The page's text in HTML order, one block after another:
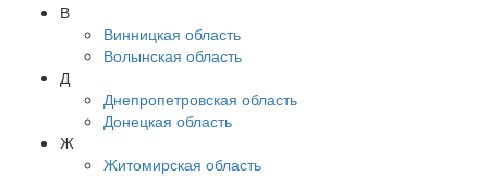
В
Винницкая область
Волынская область
Д
Днепропетровская область
Донецкая область
Ж
Житомирская область